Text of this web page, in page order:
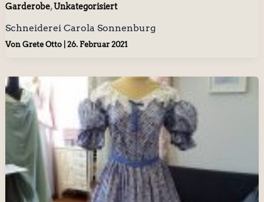
Garderobe,Unkategorisiert
Schneiderei Carola Sonnenburg
Von Grete Otto 26. Februar 2021